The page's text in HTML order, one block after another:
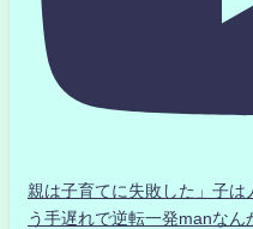
親は子育てに失敗した」子は
う手遅れで逆転一発manな